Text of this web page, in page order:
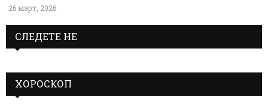
26 март, 2026
СЛЕДЕТЕ НЕ
ХОРОСКОП